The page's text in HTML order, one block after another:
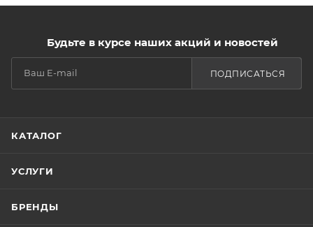
Будьте в курсе наших акций и новостей
ПОДПИСАТЬСЯ
КАТАЛОГ
УСЛУГИ
БРЕНДЫ